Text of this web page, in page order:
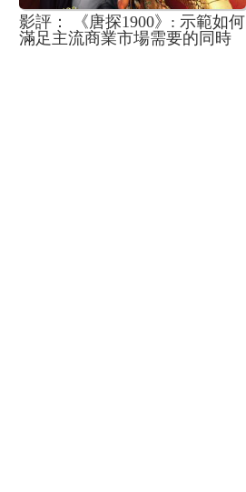
影評： 《唐探1900》: 示範如何
滿足主流商業市場需要的同時